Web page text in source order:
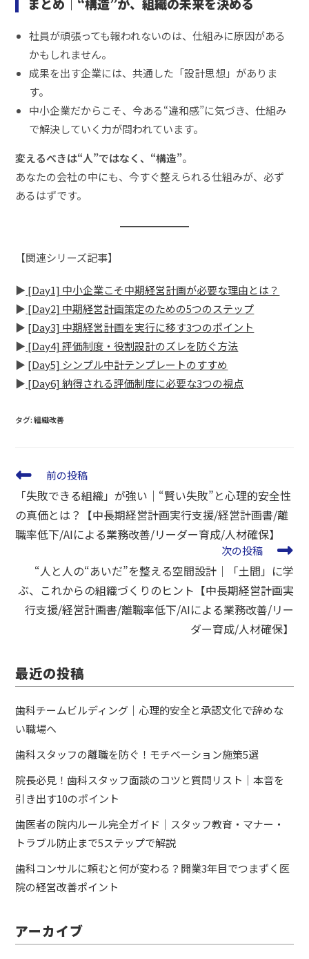
社員が頑張っても報われないのは、仕組みに原因がある
かもしれません。
成果を出す企業には、共通した「設計思想」がありま
す。
中小企業だからこそ、今ある“違和感”に気づき、仕組み
で解決していく力が問われています。
変えるべきは“人”ではなく、“構造”。
あなたの会社の中にも、今すぐ整えられる仕組みが、必ず
あるはずです。
【関連シリーズ記事】
▶ [Day1] 中小企業こそ中期経営計画が必要な理由とは？
▶ [Day2] 中期経営計画策定のための5つのステップ
▶ [Day3] 中期経営計画を実行に移す3つのポイント
▶ [Day4] 評価制度・役割設計のズレを防ぐ方法
▶ [Day5] シンプル中計テンプレートのすすめ
▶ [Day6] 納得される評価制度に必要な3つの視点
タグ:組織改善
前の投稿
「失敗できる組織」が強い｜“賢い失敗”と心理的安全性
の真価とは？【中長期経営計画実行支援/経営計画書/離
職率低下/AIによる業務改善/リーダー育成/人材確保】
次の投稿
“人と人の“あいだ”を整える空間設計｜「土間」に学
ぶ、これからの組織づくりのヒント【中長期経営計画実
行支援/経営計画書/離職率低下/AIによる業務改善/リー
ダー育成/人材確保】
最近の投稿
歯科チームビルディング｜心理的安全と承認文化で辞めな
い職場へ
歯科スタッフの離職を防ぐ！モチベーション施策5選
院長必見！歯科スタッフ面談のコツと質問リスト｜本音を
引き出す10のポイント
歯医者の院内ルール完全ガイド｜スタッフ教育・マナー・
トラブル防止まで5ステップで解説
歯科コンサルに頼むと何が変わる？開業3年目でつまずく医
院の経営改善ポイント
アーカイブ